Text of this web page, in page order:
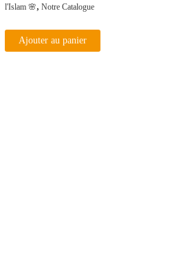
l'Islam 🌸, Notre Catalogue
Ajouter au panier